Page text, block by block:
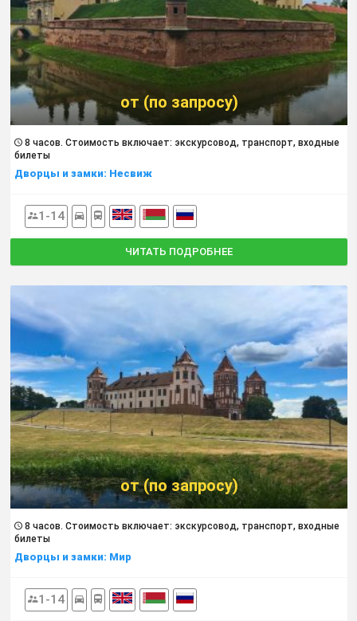
от (по запросу)
8 часов. Cтоимость включает: экскурсовод, транспорт, входные
билеты
Дворцы и замки: Несвиж
1-14
ЧИТАТЬ ПОДРОБНЕЕ
от (по запросу)
8 часов. Cтоимость включает: экскурсовод, транспорт, входные
билеты
Дворцы и замки: Мир
1-14